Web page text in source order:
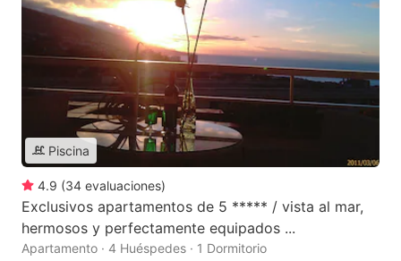
Piscina
4.9 (34 evaluaciones)
Exclusivos apartamentos de 5 ***** / vista al mar,
hermosos y perfectamente equipados ...
Apartamento · 4 Huéspedes · 1 Dormitorio